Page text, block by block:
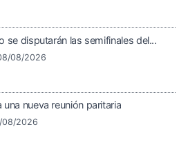
se disputarán las semifinales del...
08/2026
una nueva reunión paritaria
08/2026